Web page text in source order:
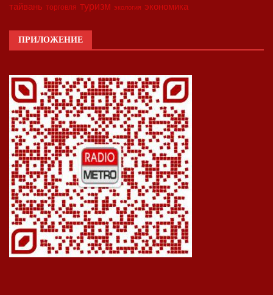
тайвань торговля туризм экология экономика
ПРИЛОЖЕНИЕ